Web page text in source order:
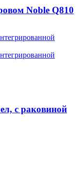
Noble Q810
с раковиной